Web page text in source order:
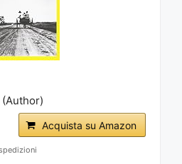
Acquista su Amazon